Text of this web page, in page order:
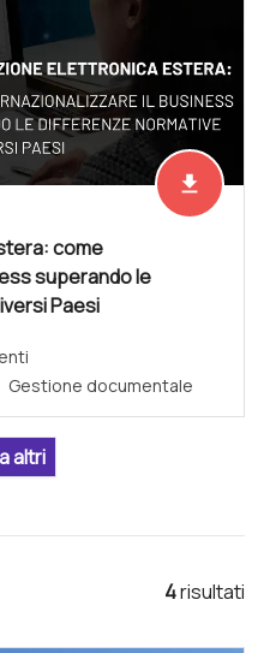
Scarica
file_download
come
superando le
Paesi
Gestione documentale
4risultati